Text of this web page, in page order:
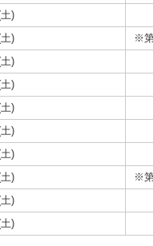
)
) ※
)
)
)
)
)
) ※
)
)